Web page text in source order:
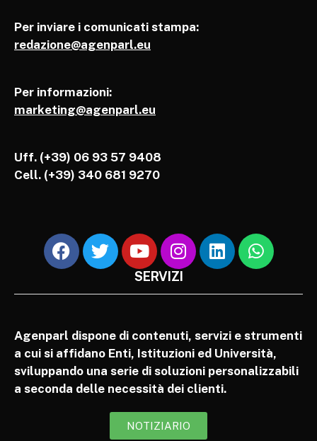
Per inviare i comunicati stampa:
redazione@agenparl.eu
Per informazioni:
marketing@agenparl.eu
Uff. (+39) 06 93 57 9408
Cell. (+39) 340 681 9270
SERVIZI
Agenparl dispone di contenuti, servizi e strumenti
a cui si affidano Enti, Istituzioni ed Università,
sviluppando una serie di soluzioni personalizzabili
a seconda delle necessità dei clienti.
NOTIZIARIO